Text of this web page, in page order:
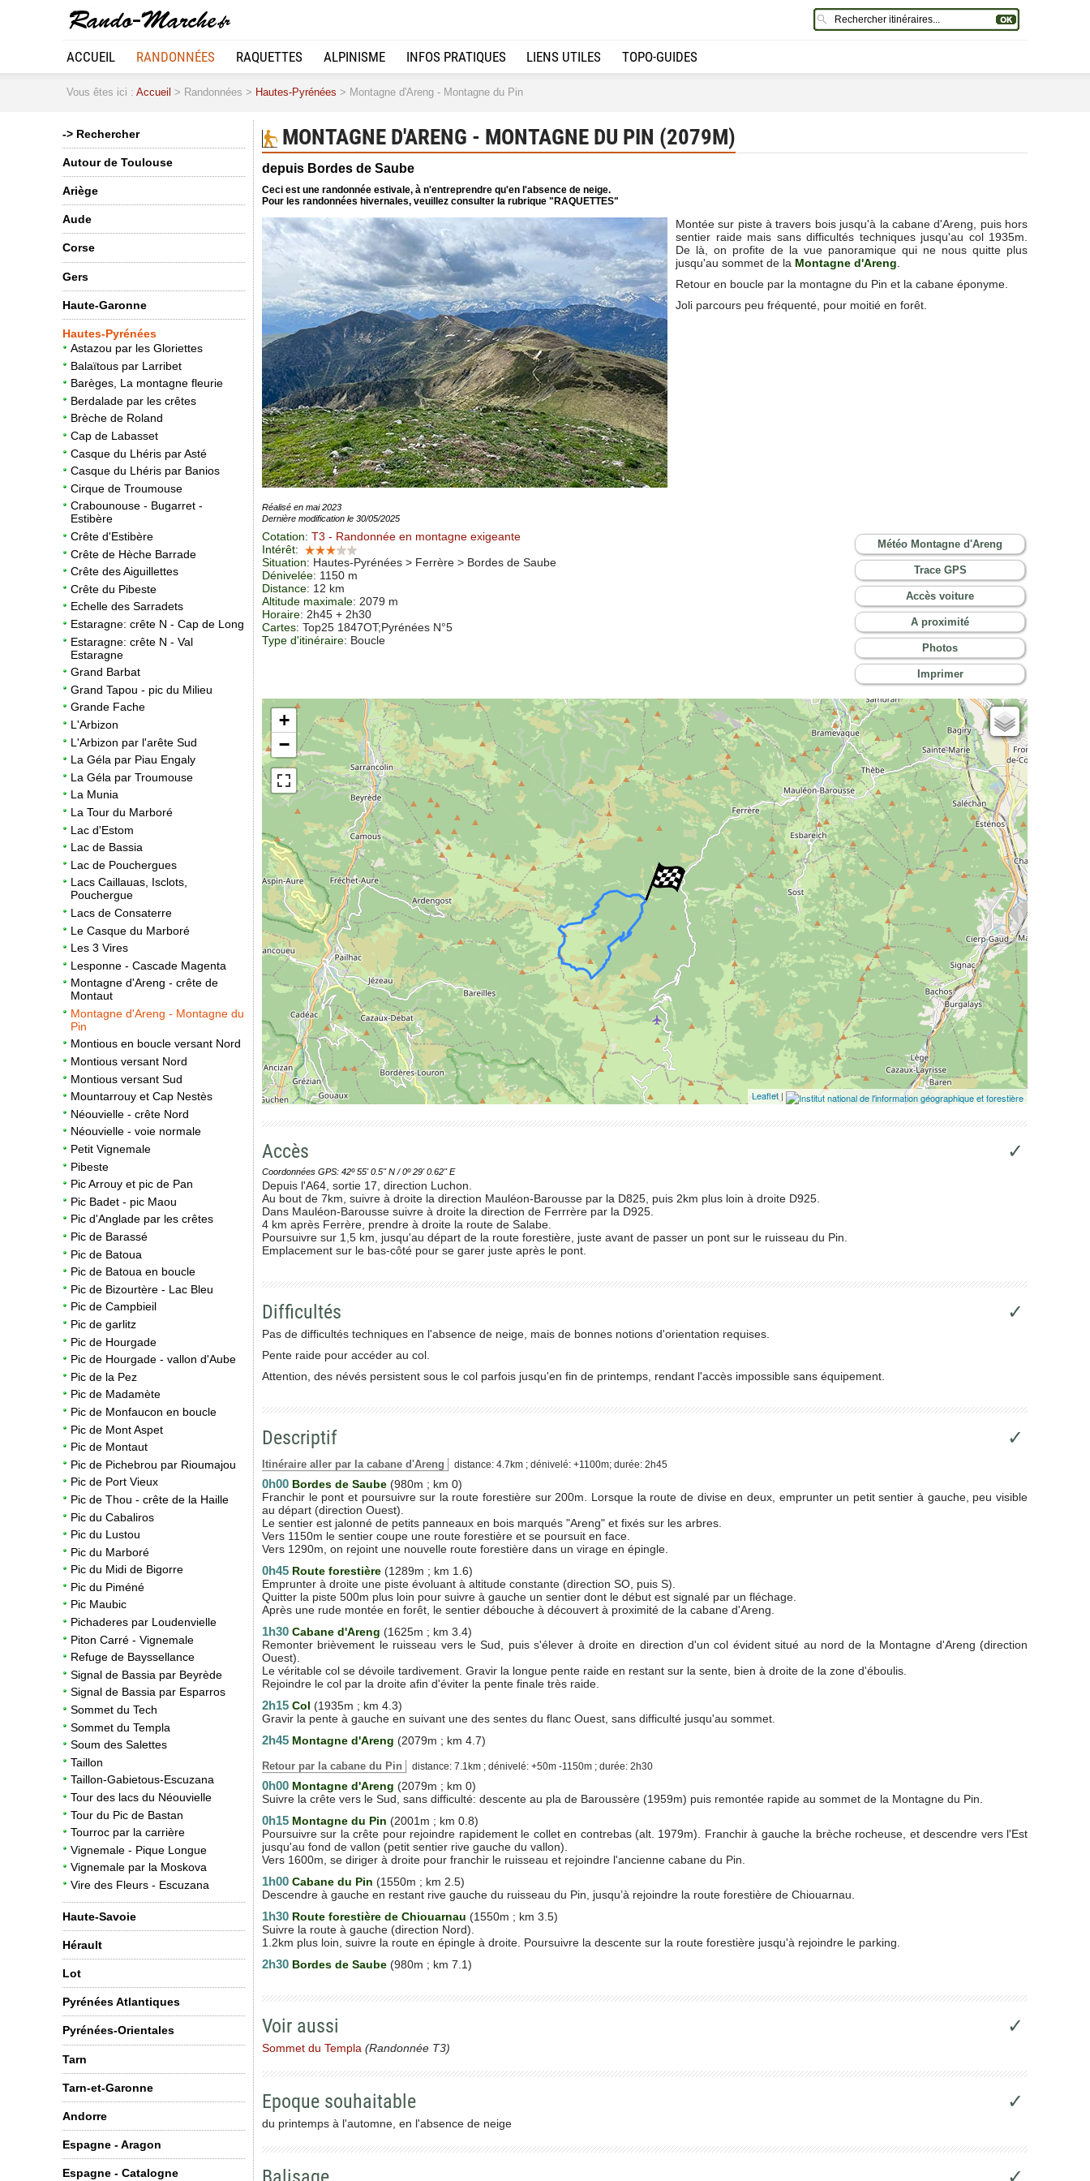
ACCUEIL RANDONNÉES RAQUETTES ALPINISME INFOS PRATIQUES LIENS UTILES TOPO-GUIDES
Vous êtes ici : Accueil > Randonnées > Hautes-Pyrénées > Montagne d'Areng - Montagne du Pin
-> Rechercher
Autour de Toulouse
Ariège
Aude
Corse
Gers
Haute-Garonne
Hautes-Pyrénées
Astazou par les Gloriettes
Balaïtous par Larribet
Barèges, La montagne fleurie
Berdalade par les crêtes
Brèche de Roland
Cap de Labasset
Casque du Lhéris par Asté
Casque du Lhéris par Banios
Cirque de Troumouse
Crabounouse - Bugarret -
Estibère
Crête d'Estibère
Crête de Hèche Barrade
Crête des Aiguillettes
Crête du Pibeste
Echelle des Sarradets
Estaragne: crête N - Cap de Long
Estaragne: crête N - Val
Estaragne
Grand Barbat
Grand Tapou - pic du Milieu
Grande Fache
L'Arbizon
L'Arbizon par l'arête Sud
La Géla par Piau Engaly
La Géla par Troumouse
La Munia
La Tour du Marboré
Lac d'Estom
Lac de Bassia
Lac de Pouchergues
Lacs Caillauas, Isclots,
Pouchergue
Lacs de Consaterre
Le Casque du Marboré
Les 3 Vires
Lesponne - Cascade Magenta
Montagne d'Areng - crête de
Montaut
Montagne d'Areng - Montagne du
Pin
Montious en boucle versant Nord
Montious versant Nord
Montious versant Sud
Mountarrouy et Cap Nestès
Néouvielle - crête Nord
Néouvielle - voie normale
Petit Vignemale
Pibeste
Pic Arrouy et pic de Pan
Pic Badet - pic Maou
Pic d'Anglade par les crêtes
Pic de Barassé
Pic de Batoua
Pic de Batoua en boucle
Pic de Bizourtère - Lac Bleu
Pic de Campbieil
Pic de garlitz
Pic de Hourgade
Pic de Hourgade - vallon d'Aube
Pic de la Pez
Pic de Madamète
Pic de Monfaucon en boucle
Pic de Mont Aspet
Pic de Montaut
Pic de Pichebrou par Rioumajou
Pic de Port Vieux
Pic de Thou - crête de la Haille
Pic du Cabaliros
Pic du Lustou
Pic du Marboré
Pic du Midi de Bigorre
Pic du Piméné
Pic Maubic
Pichaderes par Loudenvielle
Piton Carré - Vignemale
Refuge de Bayssellance
Signal de Bassia par Beyrède
Signal de Bassia par Esparros
Sommet du Tech
Sommet du Templa
Soum des Salettes
Taillon
Taillon-Gabietous-Escuzana
Tour des lacs du Néouvielle
Tour du Pic de Bastan
Tourroc par la carrière
Vignemale - Pique Longue
Vignemale par la Moskova
Vire des Fleurs - Escuzana
Haute-Savoie
Hérault
Lot
Pyrénées Atlantiques
Pyrénées-Orientales
Tarn
Tarn-et-Garonne
Andorre
Espagne - Aragon
Espagne - Catalogne
MONTAGNE D'ARENG - MONTAGNE DU PIN (2079M)
depuis Bordes de Saube
Ceci est une randonnée estivale, à n'entreprendre qu'en l'absence de neige.
Pour les randonnées hivernales, veuillez consulter la rubrique "RAQUETTES"
Montée sur piste à travers bois jusqu'à la cabane d'Areng, puis hors
sentier raide mais sans difficultés techniques jusqu'au col 1935m.
De là, on profite de la vue panoramique qui ne nous quitte plus
jusqu'au sommet de la Montagne d'Areng
Retour en boucle par la montagne du Pin et la cabane éponyme.
Joli parcours peu fréquenté, pour moitié en forêt.
Réalisé en mai 2023
Dernière modification le 30/05/2025
Cotation: T3 - Randonnée en montagne exigeante
Intérêt:
Situation: Hautes-Pyrénées > Ferrère > Bordes de Saube
Dénivelée: 1150 m
Distance: 12 km
Altitude maximale: 2079 m
Horaire: 2h45 + 2h30
Cartes: Top25 1847OT;Pyrénées N°5
Type d'itinéraire: Boucle
Météo Montagne d'Areng
Trace GPS
Accès voiture
A proximité
Photos
Imprimer
+
−
Cartes IGN
Open Topo Map
Open Street Map
ESRI Word Imagery
Photographies aériennes
Leaflet |
Accès ✓
Coordonnées GPS: 42º 55' 0.5'' N / 0º 29' 0.62'' E
Depuis l'A64, sortie 17, direction Luchon.
Au bout de 7km, suivre à droite la direction Mauléon-Barousse par la D825, puis 2km plus loin à droite D925.
Dans Mauléon-Barousse suivre à droite la direction de Ferrrère par la D925.
4 km après Ferrère, prendre à droite la route de Salabe.
Poursuivre sur 1,5 km, jusqu'au départ de la route forestière, juste avant de passer un pont sur le ruisseau du Pin.
Emplacement sur le bas-côté pour se garer juste après le pont.
Difficultés ✓
Pas de difficultés techniques en l'absence de neige, mais de bonnes notions d'orientation requises.
Pente raide pour accéder au col.
Attention, des névés persistent sous le col parfois jusqu'en fin de printemps, rendant l'accès impossible sans équipement.
Descriptif ✓
Itinéraire aller par la cabane d'Areng distance: 4.7km ; dénivelé: +1100m; durée: 2h45
0h00 Bordes de Saube (980m ; km 0)
Franchir le pont et poursuivre sur la route forestière sur 200m. Lorsque la route de divise en deux, emprunter un petit sentier à gauche, peu visible
au départ (direction Ouest).
Le sentier est jalonné de petits panneaux en bois marqués "Areng" et fixés sur les arbres.
Vers 1150m le sentier coupe une route forestière et se poursuit en face.
Vers 1290m, on rejoint une nouvelle route forestière dans un virage en épingle.
0h45 Route forestière (1289m ; km 1.6)
Emprunter à droite une piste évoluant à altitude constante (direction SO, puis S).
Quitter la piste 500m plus loin pour suivre à gauche un sentier dont le début est signalé par un fléchage.
Après une rude montée en forêt, le sentier débouche à découvert à proximité de la cabane d'Areng.
1h30 Cabane d'Areng (1625m ; km 3.4)
Remonter brièvement le ruisseau vers le Sud, puis s'élever à droite en direction d'un col évident situé au nord de la Montagne d'Areng (direction
Ouest).
Le véritable col se dévoile tardivement. Gravir la longue pente raide en restant sur la sente, bien à droite de la zone d'éboulis.
Rejoindre le col par la droite afin d'éviter la pente finale très raide.
2h15 Col (1935m ; km 4.3)
Gravir la pente à gauche en suivant une des sentes du flanc Ouest, sans difficulté jusqu'au sommet.
2h45 Montagne d'Areng (2079m ; km 4.7)
Retour par la cabane du Pin distance: 7.1km ; dénivelé: +50m -1150m ; durée: 2h30
0h00 Montagne d'Areng (2079m ; km 0)
Suivre la crête vers le Sud, sans difficulté: descente au pla de Baroussère (1959m) puis remontée rapide au sommet de la Montagne du Pin.
0h15 Montagne du Pin (2001m ; km 0.8)
Poursuivre sur la crête pour rejoindre rapidement le collet en contrebas (alt. 1979m). Franchir à gauche la brèche rocheuse, et descendre vers l'Est
jusqu'au fond de vallon (petit sentier rive gauche du vallon).
Vers 1600m, se diriger à droite pour franchir le ruisseau et rejoindre l'ancienne cabane du Pin.
1h00 Cabane du Pin (1550m ; km 2.5)
Descendre à gauche en restant rive gauche du ruisseau du Pin, jusqu’à rejoindre la route forestière de Chiouarnau.
1h30 Route forestière de Chiouarnau (1550m ; km 3.5)
Suivre la route à gauche (direction Nord).
1.2km plus loin, suivre la route en épingle à droite. Poursuivre la descente sur la route forestière jusqu'à rejoindre le parking.
2h30 Bordes de Saube (980m ; km 7.1)
Voir aussi ✓
Sommet du Templa (Randonnée T3)
Epoque souhaitable ✓
du printemps à l'automne, en l'absence de neige